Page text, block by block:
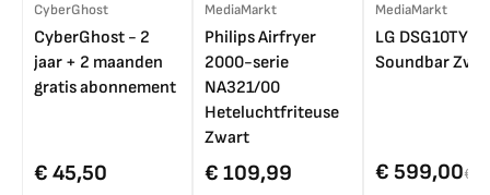
CyberGhost
CyberGhost - 2
jaar + 2 maanden
gratis abonnement
€ 45,50
MediaMarkt
Philips Airfryer
2000-serie
NA321/00
Heteluchtfriteuse
Zwart
€ 109,99
MediaMarkt
LG DSG10TY
Soundbar
€ 599,00€